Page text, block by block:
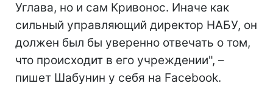
Углава, но и сам Кривонос. Иначе как
сильный управляющий директор НАБУ, он
должен был бы уверенно отвечать о том,
что происходит в его учреждении", –
пишет Шабунин у себя на Facebook.